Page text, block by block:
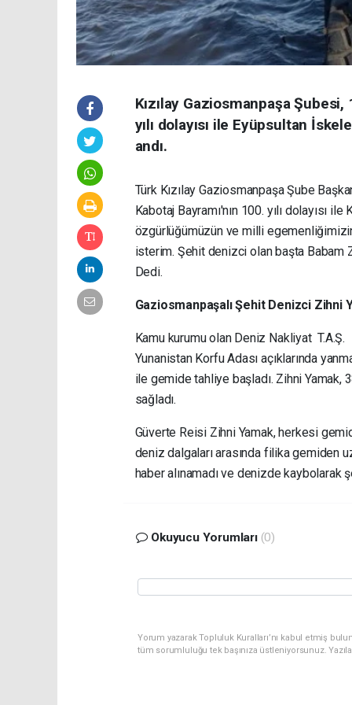
Kızılay Gaziosmanpaşa
yılı dolayısı ile Eyüpsultan
andı.
Türk Kızılay Gaziosmanpaşa Şube
Kabotaj Bayramı'nın 100. yılı dolayısı
özgürlüğümüzün ve milli
isterim. Şehit denizci olan başta Babam
Dedi.
Gaziosmanpaşalı Şehit Denizci Zihni
Kamu kurumu olan Deniz Nakliyat T.A.Ş.
Yunanistan Korfu Adası açıklarında
ile gemide tahliye başladı. Zihni
sağladı.
Güverte Reisi Zihni Yamak, herkesi
deniz dalgaları arasında filika gemiden
haber alınamadı ve denizde kaybolarak
Okuyucu Yorumları (0)
Yorum yazarak Topluluk Kuralları’nı kabul etmiş
tüm sorumluluğu tek başınıza üstleniyorsunuz.